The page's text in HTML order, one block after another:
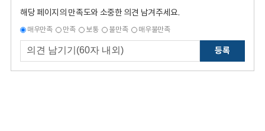
해당 페이지의 만족도와 소중한 의견 남겨주세요.
매우만족 만족 보통 불만족 매우불만족
등록